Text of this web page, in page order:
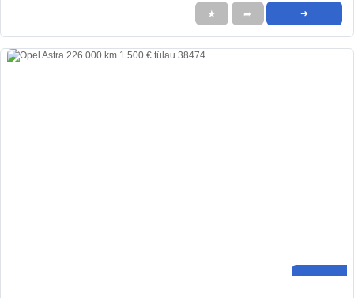
★ ➦ ➜